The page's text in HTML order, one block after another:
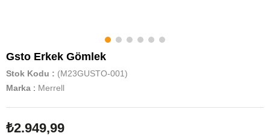
Gsto Erkek Gömlek
Stok Kodu
(M23GUSTO-001)
Marka : Merrell
₺2.949,99